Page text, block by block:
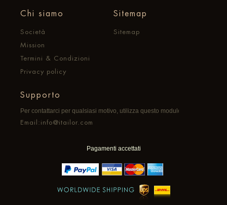
Chi siamo
Società
Mission
Termini & Condizioni
Privacy policy
Sitemap
Sitemap
Supporto
Per contattarci per qualsiasi motivo, utilizza questo modulo per scrivere
Email:info@itailor.com
Pagamenti accettati